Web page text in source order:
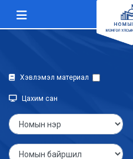
Хэвлэмэл материал
Цахим сан